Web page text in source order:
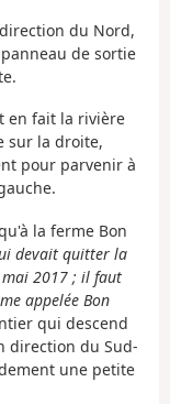
du Nord,
de sortie
en fait la rivière
sur la droite,
pour parvenir à
la ferme Bon
devait quitter la
2017 ; il faut
appelée Bon
qui descend
direction du Sud-
une petite